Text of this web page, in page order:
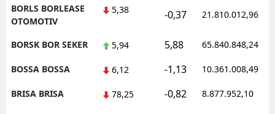
BORLS BORLEASE
OTOMOTIV
5,38 -0,37 21.810.012,96
BORSK BOR SEKER 5,94 5,88 65.840.848,24
BOSSA BOSSA 6,12 -1,13 10.361.008,49
BRISA BRISA 78,25 -0,82 8.877.952,10